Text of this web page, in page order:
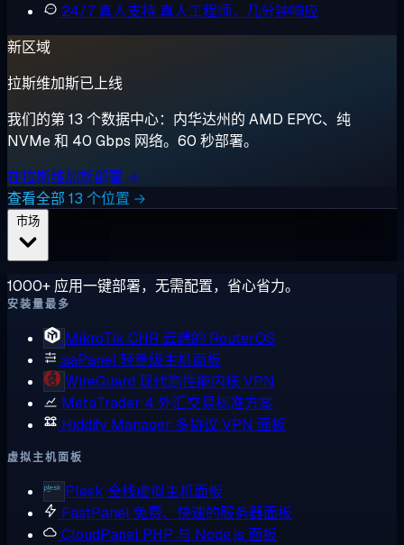
24/7 真人支持 真人工程师，几分钟响应
新区域
拉斯维加斯已上线
我们的第 13 个数据中心：内华达州的 AMD EPYC、纯
NVMe 和 40 Gbps 网络。60 秒部署。
在拉斯维加斯部署 →
查看全部 13 个位置 →
1000+ 应用一键部署，无需配置，省心省力。
安装量最多
MikroTik CHR 云端的 RouterOS
aaPanel轻量级主机面板
WireGuard 现代高性能内核 VPN
MetaTrader 4 外汇交易标准方案
Hiddify Manager 多协议 VPN 面板
虚拟主机面板
Plesk 全栈虚拟主机面板
FastPanel 免费、快速的服务器面板
CloudPanel PHP 与 Node.js 面板